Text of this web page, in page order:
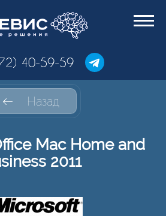
40-59-59
Назад
Mac Home and
2011